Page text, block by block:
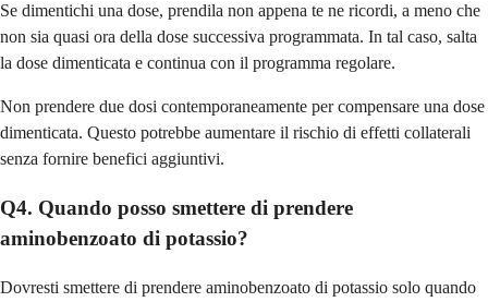
Se dimentichi una dose, prendila non appena te ne ricordi, a meno che
non sia quasi ora della dose successiva programmata. In tal caso, salta
la dose dimenticata e continua con il programma regolare.
Non prendere due dosi contemporaneamente per compensare una dose
dimenticata. Questo potrebbe aumentare il rischio di effetti collaterali
senza fornire benefici aggiuntivi.
Q4. Quando posso smettere di prendere
aminobenzoato di potassio?
Dovresti smettere di prendere aminobenzoato di potassio solo quando